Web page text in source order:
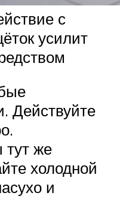
с
усилит
Действуйте
тут же
холодной
и